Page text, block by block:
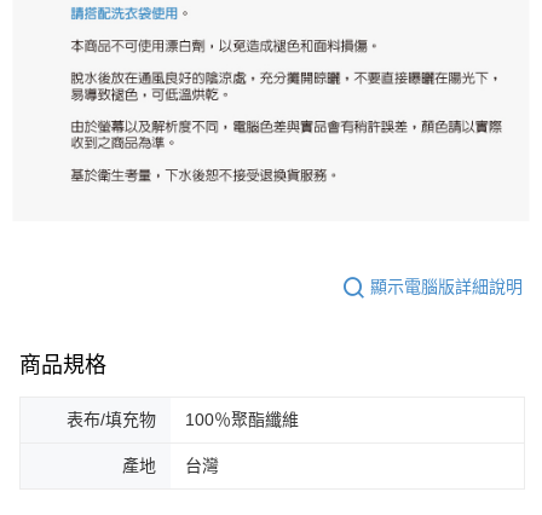
顯示電腦版詳細說明
商品規格
表布/填充物 100％聚酯纖維
產地 台灣